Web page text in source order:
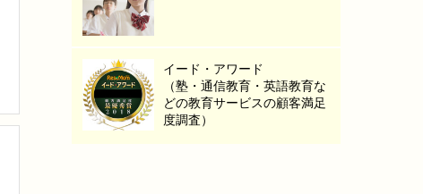
イード・アワード
（塾・通信教育・英語教育な
どの教育サービスの顧客満足
度調査）